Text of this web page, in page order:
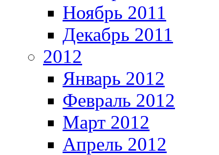
Ноябрь 2011
Декабрь 2011
2012
Январь 2012
Февраль 2012
Март 2012
Апрель 2012